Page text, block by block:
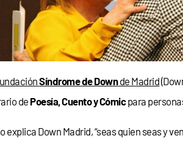
Síndrome de Downde Madrid
de Poesía, Cuento y Cómicpara
explica Down Madrid, “seas quien seas y